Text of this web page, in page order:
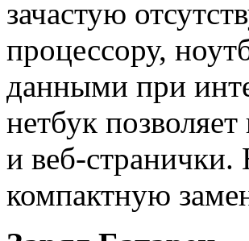
зачастую
процессору,
данными при
нетбук
и веб-странички.
компактную